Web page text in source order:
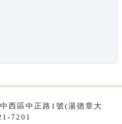
西區中正路1號(湯德章大
7201